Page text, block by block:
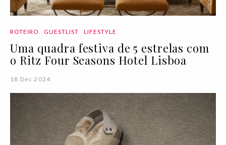
ROTEIRO GUESTLIST LIFESTYLE
Uma quadra festiva de 5 estrelas com
o Ritz Four Seasons Hotel Lisboa
18 Dec 2024